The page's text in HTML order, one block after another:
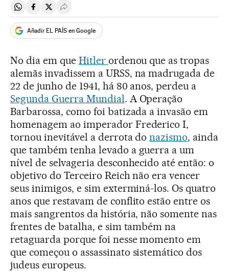
Compartir en Whatsapp
Compartir en Facebook
Compartir en Twitter
Desplegar Redes Sociales
Añadir EL PAÍS en Google
No dia em que Hitler ordenou que as tropas
alemãs invadissem a URSS, na madrugada de
22 de junho de 1941, há 80 anos, perdeu a
Segunda Guerra Mundial. A Operação
Barbarossa, como foi batizada a invasão em
homenagem ao imperador Frederico I,
tornou inevitável a derrota donazismo, ainda
que também tenha levado a guerra a um
nível de selvageria desconhecido até então: o
objetivo do Terceiro Reich não era vencer
seus inimigos, e sim exterminá-los. Os quatro
anos que restavam de conflito estão entre os
mais sangrentos da história, não somente nas
frentes de batalha, e sim também na
retaguarda porque foi nesse momento em
que começou o assassinato sistemático dos
judeus europeus.